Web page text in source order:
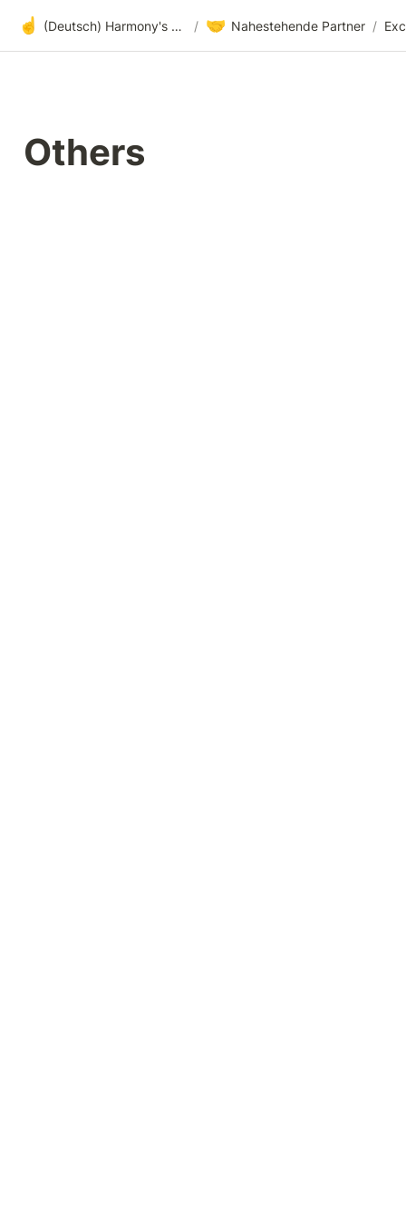
☝️ (Deutsch) Harmony's offene Entwicklung / 🤝 Nahestehende Partner /
Others